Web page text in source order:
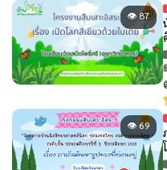
👁 87
👁 69